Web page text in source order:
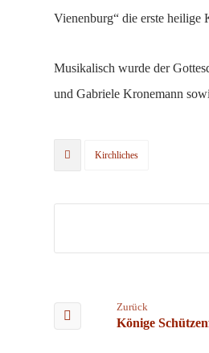
Vienenburg“ die erste heilige
Musikalisch wurde der
und Gabriele Kronemann
Kirchliches
Zurück
Könige